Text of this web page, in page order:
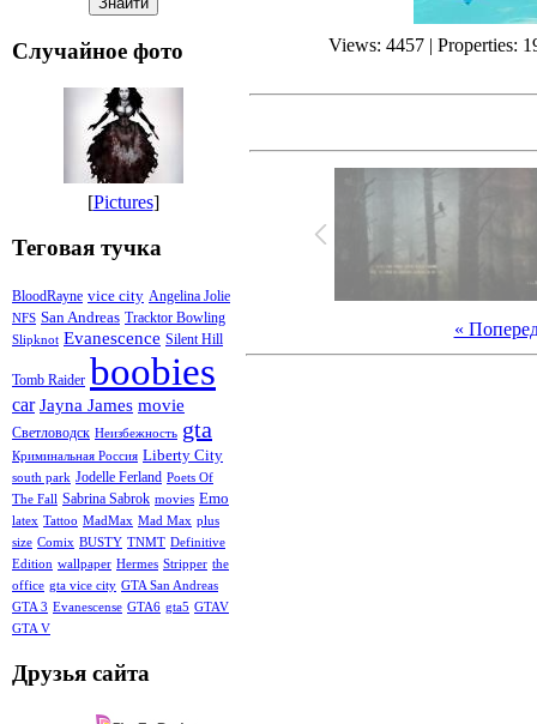
Случайное фото
[Pictures]
Теговая тучка
BloodRayne vice city Angelina Jolie
NFS San Andreas Tracktor Bowling
Slipknot Evanescence Silent Hill
Tomb Raider boobies
car Jayna James movie
Светловодск Неизбежность gta
Криминальная Россия Liberty City
south park Jodelle Ferland Poets Of
The Fall Sabrina Sabrok movies Emo
latex Tattoo MadMax Mad Max plus
size Comix BUSTY TNMT Definitive
Edition wallpaper Hermes Stripper the
office gta vice city GTA San Andreas
GTA 3 Evanescense GTA6 gta5 GTAV
GTA V
Друзья сайта
Views: 4457 | Properties:
«